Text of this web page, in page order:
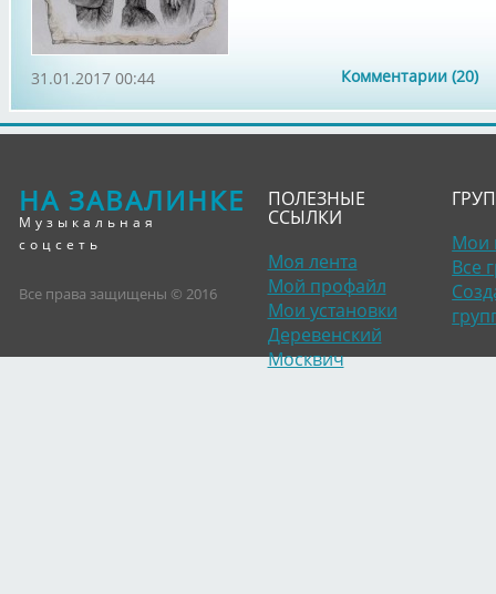
Комментарии (20)
31.01.2017 00:44
НА ЗАВАЛИНКЕ
Музыкальная
соцсеть
Все права защищены © 2016
ПОЛЕЗНЫЕ
ССЫЛКИ
Моя лента
Мой профайл
Мои установки
Деревенский
Москвич
Мои
Все